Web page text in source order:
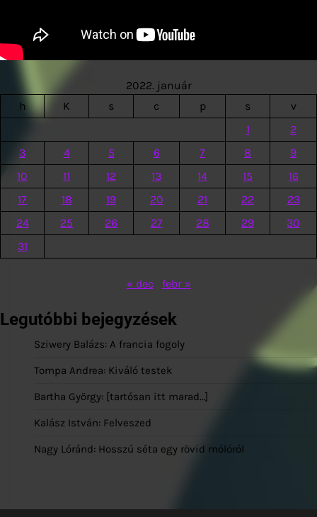
2022. január
h
K s c p s
v
1
2
3
4 5 6 7 8
9
10
11 12 13 14 15
16
17
18 19 20 21 22
23
24
25 26 27 28 29
30
31
« dec febr »
Legutóbbi bejegyzések
Sziwery Balázs: A francia fogoly
Tompa Andrea: Kiváló testek
Bartha György: [tartósan itt marad…]
Kalász István: Felveszed
Nagy Lóránd: Hosszú séta egy rövid mólóról